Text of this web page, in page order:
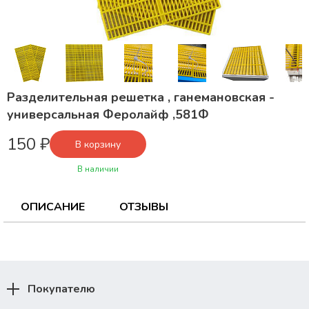
Разделительная решетка , ганемановская -
универсальная Феролайф ,581Ф
150 ₽ В корзину
В наличии
ОПИСАНИЕ ОТЗЫВЫ
Покупателю